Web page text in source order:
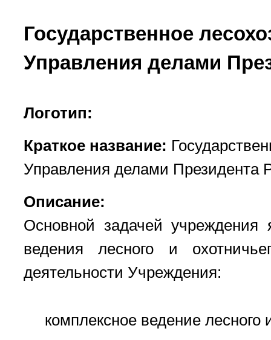
Государственное
Управления делами
Логотип:
Краткое название:
Управления делами Президента
Описание:
Основной задачей учреждения
ведения лесного и
деятельности Учреждения:
комплексное ведение лесного